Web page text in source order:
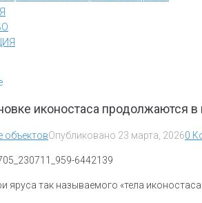
иконостаса продолжаются
объектовОпубликовано 23 марта, 20260
яруса так называемого «тела